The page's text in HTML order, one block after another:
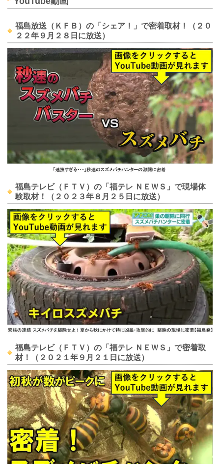
福島放送（ＫＦＢ）の「シェア！」で密着取材！（２０
２２年９月２８日に放送）
福島テレビ（ＦＴＶ）の「福テレ ＮＥＷＳ」で現場体
験取材！（２０２３年８月２５日に放送）
福島テレビ（ＦＴＶ）の「福テレ ＮＥＷＳ」で密着取
材！（２０２１年９月２１日に放送）